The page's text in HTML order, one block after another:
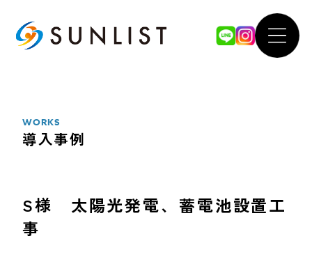
サービス案内 法人のお
WORKS
導入事例
S様 太陽光発電、蓄電池設置工
事